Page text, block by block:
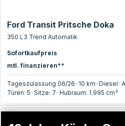
Ford Transit Pritsche Doka
350 L3 Trend Automatik
Sofortkaufpreis
mtl. finanzieren**
Tageszulassung 06/26• 10 km•Diesel•
Türen: 5•Sitze: 7•Hubraum: 1.995 cm³